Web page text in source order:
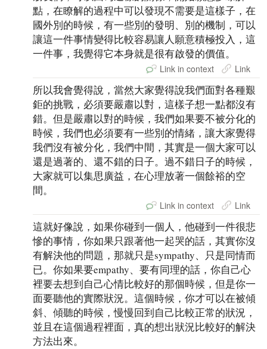
點，在瞭解的過程中可以發現不需要是這樣子，在
國外別的時候，有一些別的發明、別的機制，可以
讓這一件事情變得比較容易讓人願意積極投入，這
一件事，我覺得它本身就是很有啟發的價值。
Link in context Link
所以我會覺得說，當然大家覺得說我們面對各種艱
鉅的挑戰，必須要嚴肅以對，這樣子想一點都沒有
錯。但是嚴肅以對的時候，我們如果要不被分化的
時候，我們也必須要有一些別的情緒，讓大家覺得
我們沒有被分化，我們中間，其實是一個大家可以
還是過著的、還不錯的日子。過不錯日子的時候，
大家就可以集思廣益，在心理放著一個餘裕的空
間。
Link in context Link
這就好像說，如果你碰到一個人，他碰到一件很悲
慘的事情，你如果只跟著他一起哭的話，其實你沒
有解決他的問題，那就只是sympathy、只是同情而
已。你如果要empathy、要有同理的話，你自己心
裡要去想到自己心情比較好的那個時候，但是你一
面要聽他的實際狀況。這個時候，你才可以在被傾
斜、傾聽的時候，慢慢回到自己比較正常的狀況，
並且在這個過程裡面，真的想出狀況比較好的解決
方法出來。